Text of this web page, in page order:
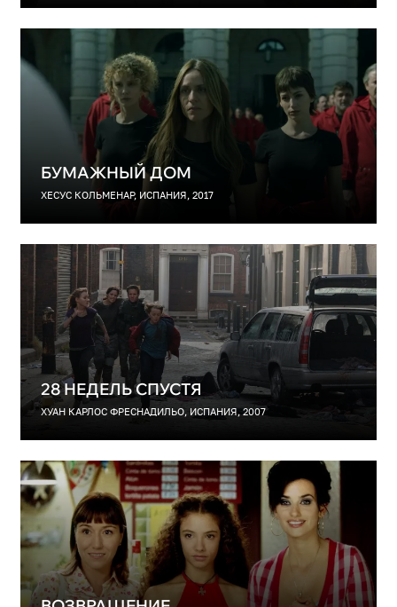
БУМАЖНЫЙ ДОМ
ХЕСУС КОЛЬМЕНАР, ИСПАНИЯ, 2017
28 НЕДЕЛЬ СПУСТЯ
ХУАН КАРЛОС ФРЕСНАДИЛЬО, ИСПАНИЯ, 2007